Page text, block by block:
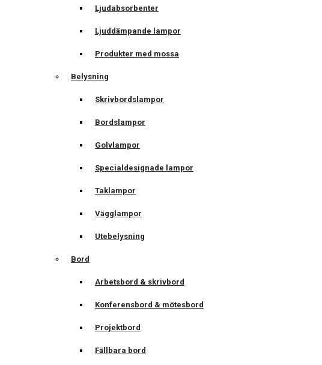
Ljudabsorbenter
Ljuddämpande lampor
Produkter med mossa
Belysning
Skrivbordslampor
Bordslampor
Golvlampor
Specialdesignade lampor
Taklampor
Vägglampor
Utebelysning
Bord
Arbetsbord & skrivbord
Konferensbord & mötesbord
Projektbord
Fällbara bord